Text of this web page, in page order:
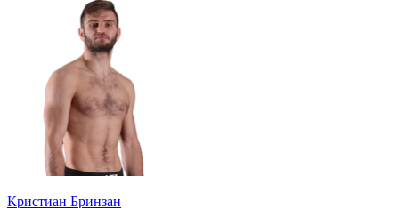
Кристиан Бринзан